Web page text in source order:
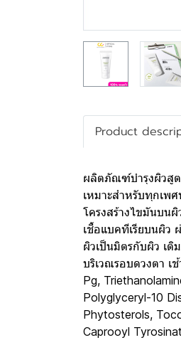
Product
ผลิตภัณฑ์บำรุงผิวสูต
เหมาะสำหรับทุกเพ
โครงสร้างไขมันบน
เชื้อแบคทีเรียบนผิว
ผิวเป็นมิตรกับผิว เ
บริเวณรอบดวงตา เ
Pg,
Polyglyceryl-10
Phytosterols,
Caprooyl